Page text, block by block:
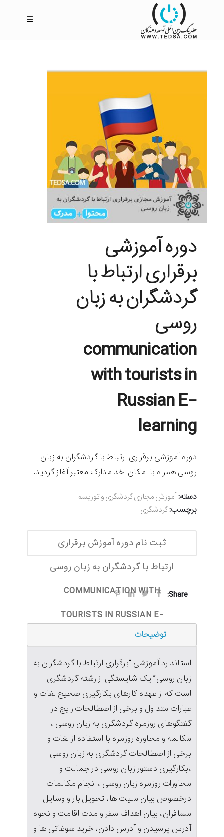
دوره آموزشی
برقراری ارتباط با
گردشگران به زبان
روسی
communication
with tourists in
Russian E-
learning
دوره آموزشی برقراری ارتباط با گردشگران به زبان
روسی همراه با امکان اخذ مدارک معتبر آغاز گردید.
دسته:آموزش مجازی گردشگری و توریسم
برچسب:گردشگری
ثبت نام دوره آموزش برقراری
ارتباط با گردشگران به زبان روسی
COMMUNICATION WITH
TOURISTS IN RUSSIAN E-
Share:
توضیحات
استاندارد آموزشی “برقراری ارتباط با گردشگران به
زبان روسی” یک شایستگی از رشته گردشگری
است که از عهده کارهای بکارگیری صحیح لغات و
عبارات متداول و برخی از اصطالحات رایج در
گفتگوهای روزمره گردشگری به زبان روسی ،
مکالمه و محاوره روزمره با استفاده از لغات و
برخی از اصطالحات گردشگری به زبان روسی
،بکارگیری دستور زبان روسی در جمالت و
محاورات روزمره زبان روسی ، انجام مکالمات
درخصوص بیان ملیت ها، تحویل بار و وسایل
مسافران، بیان اهداف سفر و مدت اقامت و نحوه
آدرس پرسیدن و آدرس دادن، خرید سوغاتی ها و